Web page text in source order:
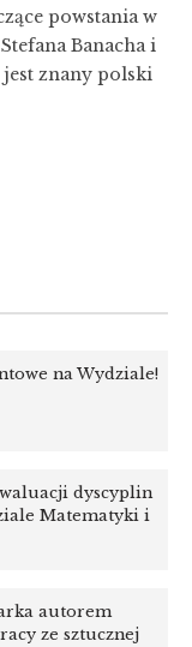
powstania w
Banacha i
znany polski
na Wydziale!
dyscyplin
Matematyki i
autorem
ze sztucznej